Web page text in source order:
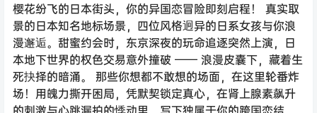
樱花纷飞的日本街头，你的异国恋冒险即刻启程！ 真实取
景的日本知名地标场景，四位风格迥异的日系女孩与你浪
漫邂逅。甜蜜约会时，东京深夜的玩命追逐突然上演，日
本地下世界的权色交易意外撞破 —— 浪漫皮囊下，藏着生
死抉择的暗涌。 那些你想都不敢想的场面，在这里轮番炸
场！用魄力撕开困局，凭默契锁定真心，在肾上腺素飙升